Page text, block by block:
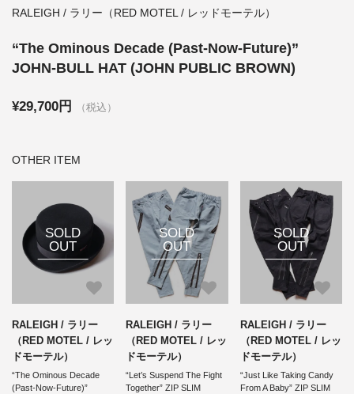
RALEIGH / ラリー（RED MOTEL / レッドモーテル）
“The Ominous Decade (Past-Now-Future)”
JOHN-BULL HAT (JOHN PUBLIC BROWN)
¥29,700円 （税込）
OTHER ITEM
SOLD
OUT
RALEIGH / ラリー
（RED MOTEL / レッ
ドモーテル）
“The Ominous Decade
(Past-Now-Future)”
SOLD
OUT
RALEIGH / ラリー
（RED MOTEL / レッ
ドモーテル）
“Let’s Suspend The Fight
Together” ZIP SLIM
SOLD
OUT
RALEIGH / ラリー
（RED MOTEL / レッ
ドモーテル）
“Just Like Taking Candy
From A Baby” ZIP SLIM